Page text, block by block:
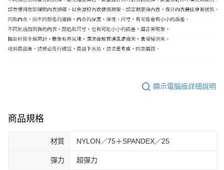
顯示電腦版詳細說明
商品規格
材質 NYLON／75＋SPANDEX／25
彈力 超彈力